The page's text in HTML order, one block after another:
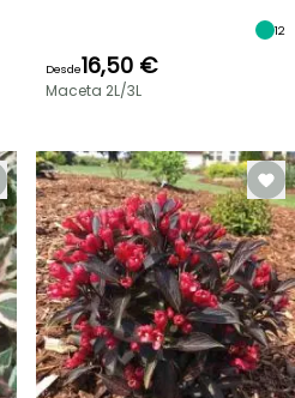
12
Desde16,50 €
Maceta 2L/3L